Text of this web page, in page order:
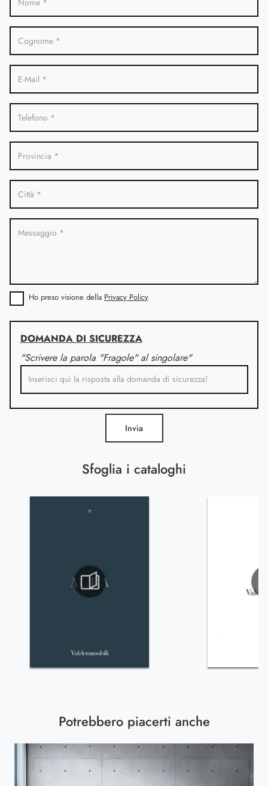
Sfoglia i cataloghi
Ho preso visione della Privacy Policy
DOMANDA DI SICUREZZA
"Scrivere la parola "Fragole" al singolare"
Invia
Potrebbero piacerti anche